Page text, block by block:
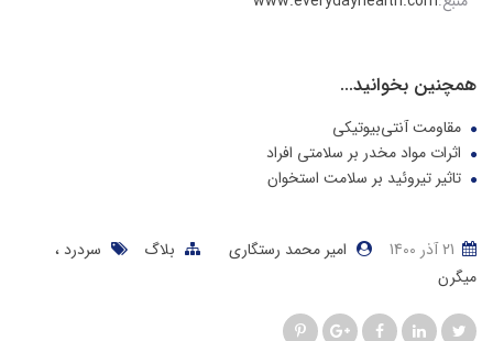
همچنین بخوانید...
مقاومت آنتی‌بیوتیکی
اثرات مواد مخدر بر سلامتی افراد
تاثیر تیروئید بر سلامت استخوان
امیر محمد رستگاری بلاگ
سردرد
میگرن